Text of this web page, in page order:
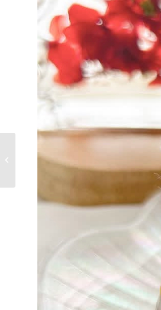
聖誕掐絲琺瑯碟工作坊